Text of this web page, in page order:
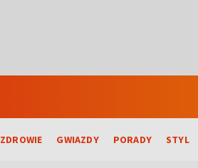
ZDROWIE GWIAZDY PORADY STYL